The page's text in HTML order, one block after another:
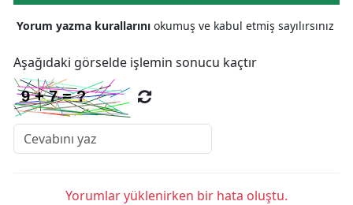
Yorum yazma kurallarını okumuş ve kabul etmiş sayılırsınız
Aşağıdaki görselde işlemin sonucu kaçtır
Yorumlar yüklenirken bir hata oluştu.